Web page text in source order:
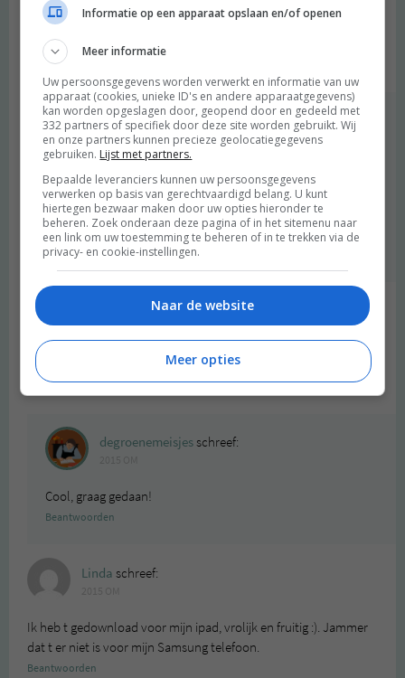
ik mijn informatie over eerlijke kleding, voeding, lifestyle en
cosmetica vandaan haal. Zo’n tas zou geweldig zijn bij jullie boek
als je hem koopt!
Beantwoorden
degroenemeisjesschreef:
2015 OM
Hoe cool, show it girl! Jaaa, de tasjes waren leuk. Maar wat
een werk was dat om alles zelf te maken. Dat zouden we niet
gauw weer doen ;) Wie weet gaan we in de toekomst nog eens
andere tasjes of merchandise laten maken.
Beantwoorden
schreef:
2015 OM
Ik heb hem gedownload, dank je wel voor het leuke initiatief.
Beantwoorden
degroenemeisjesschreef:
Cool, graag gedaan!
Beantwoorden
Linda schreef:
Ik heb t gedownload voor mijn ipad, vrolijk en fruitig :). Jammer
dat t er niet is voor mijn Samsung telefoon.
Beantwoorden
Informatie op een apparaat opslaan en/of openen
Meer informatie
Uw persoonsgegevens worden verwerkt en informatie van uw
apparaat (cookies, unieke ID's en andere apparaatgegevens)
kan worden opgeslagen door, geopend door en gedeeld met
332 partners of specifiek door deze site worden gebruikt. Wij
en onze partners kunnen precieze geolocatiegegevens
gebruiken. Lijst met partners.
Bepaalde leveranciers kunnen uw persoonsgegevens
verwerken op basis van gerechtvaardigd belang. U kunt
hiertegen bezwaar maken door uw opties hieronder te
beheren. Zoek onderaan deze pagina of in het sitemenu naar
een link om uw toestemming te beheren of in te trekken via de
privacy- en cookie-instellingen.
Naar de website
Meer opties